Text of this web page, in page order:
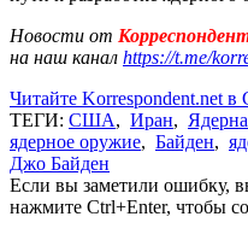
Новости от
на наш канал https://t.me/
Читайте Korrespondent.net в
ТЕГИ: США, Иран,
ядерное оружие, Байден,
Джо Байден
Если вы заметили ошибку,
нажмите Ctrl+Enter, чтобы